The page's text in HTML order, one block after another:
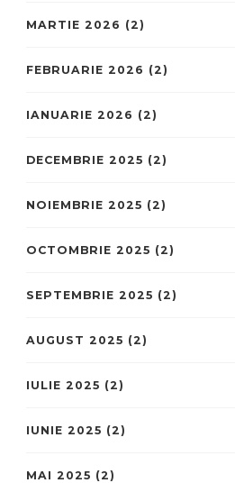
MARTIE 2026 (2)
FEBRUARIE 2026 (2)
IANUARIE 2026 (2)
DECEMBRIE 2025 (2)
NOIEMBRIE 2025 (2)
OCTOMBRIE 2025 (2)
SEPTEMBRIE 2025 (2)
AUGUST 2025 (2)
IULIE 2025 (2)
IUNIE 2025 (2)
MAI 2025 (2)